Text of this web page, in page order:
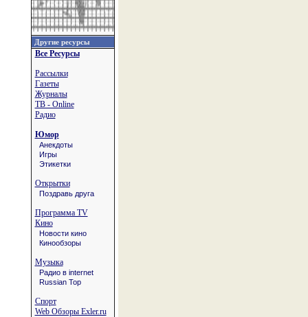
Другие ресурсы
Все Ресурсы
Рассылки
Газеты
Журналы
ТВ - Online
Радио
Юмор
Анекдоты
Игры
Этикетки
Открытки
Поздравь друга
Программа TV
Кино
Новости кино
Кинообзоры
Музыка
Радио в internet
Russian Top
Спорт
Web Обзоры Exler.ru